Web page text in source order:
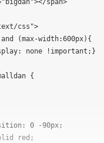
span>
css">
and (max-width:600px){
none !important;}
{
0 -90px;
red;